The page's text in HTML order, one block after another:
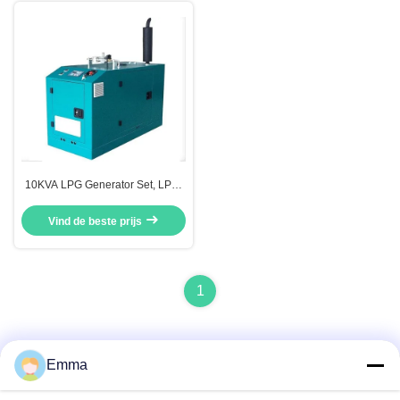
10KVA LPG Generator Set, LPG-
lage snelheid, 1500 RPM
Vind de beste prijs
1
Emma